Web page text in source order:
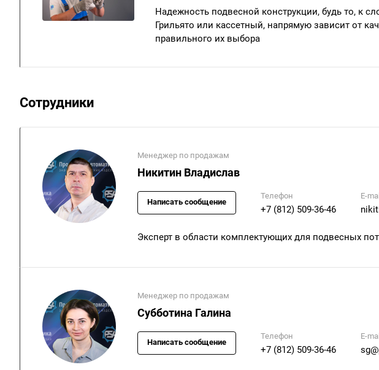
Надежность подвесной конструкции, будь то, к
Грильято или кассетный, напрямую зависит от
правильного их выбора
Сотрудники
Менеджер по продажам
Никитин Владислав
Написать сообщение
Телефон
+7 (812) 509-36-46
E-mail
Эксперт в области комплектующих для подвесных
Менеджер по продажам
Субботина Галина
Написать сообщение
Телефон
+7 (812) 509-36-46
E-mail